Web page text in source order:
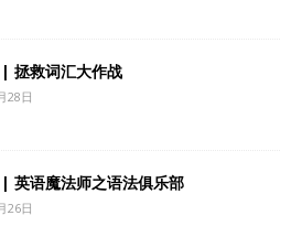
拯救词汇大作战
28日
英语魔法师之语法俱乐部
26日